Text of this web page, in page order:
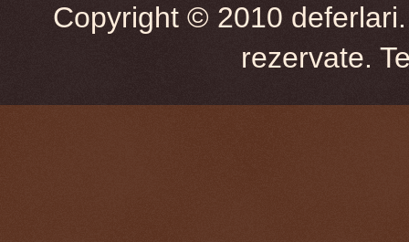
Copyright © 2010
rezervate.